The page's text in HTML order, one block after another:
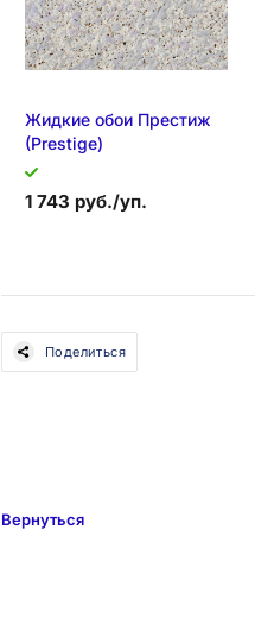
Жидкие обои Престиж
(Prestige)
1 743 руб./уп.
Поделиться
Вернуться